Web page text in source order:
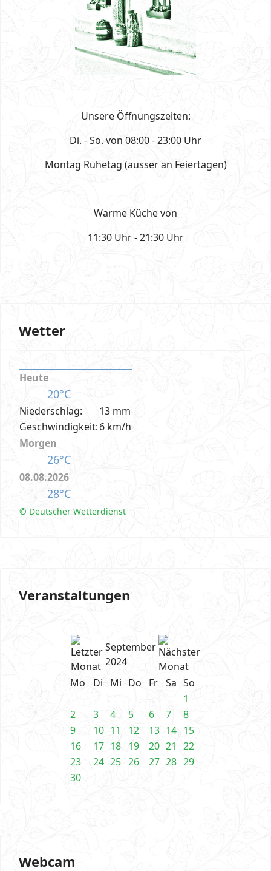
Unsere Öffnungszeiten:
Di. - So. von 08:00 - 23:00 Uhr
Montag Ruhetag (ausser an Feiertagen)
Warme Küche von
11:30 Uhr - 21:30 Uhr
Wetter
Heute
20°C
Niederschlag:
13 mm
Geschwindigkeit:6 km/h
Morgen
26°C
08.08.2026
28°C
© Deutscher Wetterdienst
Veranstaltungen
September
2024
Mo
Di Mi Do Fr Sa So
1
2
3 4 5 6 7
8
9
10 11 12 13 14 15
16
17 18 19 20 21
22
23
24 25 26 27 28 29
30
Webcam